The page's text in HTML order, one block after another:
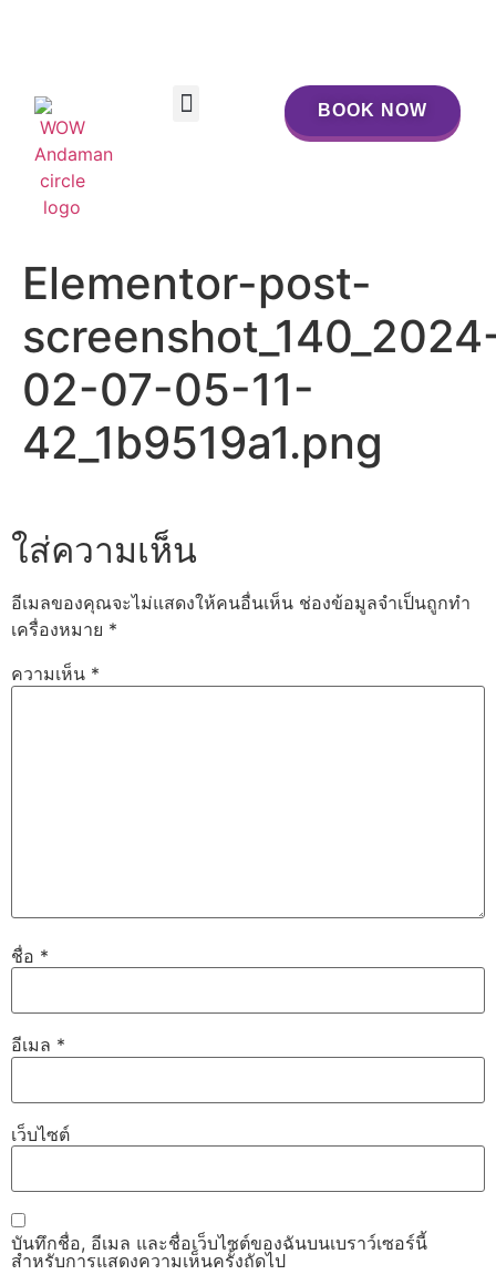
BOOK NOW
Elementor-post-
02-07-05-11-
42_1b9519a1.png
ใส่ความเห็น
อีเมลของคุณจะไม่แสดงให้คนอื่นเห็น ช่องข้อมูลจำเป็นถูกทำ
เครื่องหมาย *
ความเห็น *
ชื่อ *
อีเมล *
เว็บไซต์
บันทึกชื่อ, อีเมล และชื่อเว็บไซต์ของฉันบนเบราว์เซอร์นี้
สำหรับการแสดงความเห็นครั้งถัดไป